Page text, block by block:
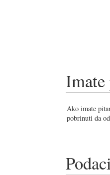
Imate
Ako imate
pobrinuti da